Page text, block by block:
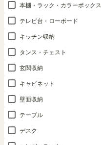
本棚・ラック・カラーボックス
テレビ台・ローボード
キッチン収納
タンス・チェスト
玄関収納
キャビネット
壁面収納
テーブル
デスク